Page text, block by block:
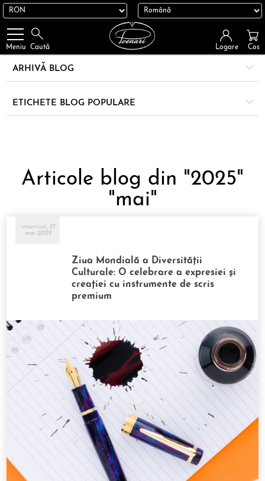
Meniu Caută Logare Cos
ARHIVĂ BLOG
ETICHETE BLOG POPULARE
Articole blog din "2025"
"mai"
Ziua Mondială a Diversității
Culturale: O celebrare a expresiei și
creației cu instrumente de scris
premium
-miercuri, 21
mai 2025